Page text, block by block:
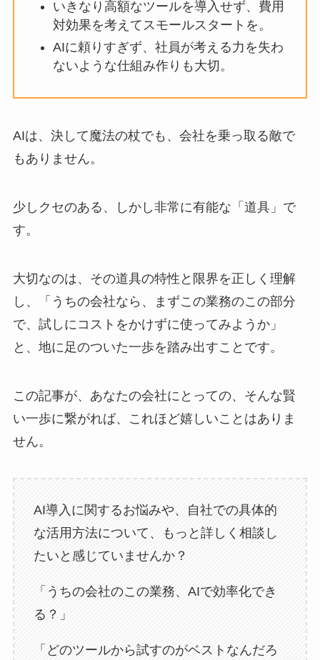
いきなり高額なツールを導入せず、費用
対効果を考えてスモールスタートを。
AIに頼りすぎず、社員が考える力を失わ
ないような仕組み作りも大切。
AIは、決して魔法の杖でも、会社を乗っ取る敵で
もありません。
少しクセのある、しかし非常に有能な「道具」で
す。
大切なのは、その道具の特性と限界を正しく理解
し、「うちの会社なら、まずこの業務のこの部分
で、試しにコストをかけずに使ってみようか」
と、地に足のついた一歩を踏み出すことです。
この記事が、あなたの会社にとっての、そんな賢
い一歩に繋がれば、これほど嬉しいことはありま
せん。
AI導入に関するお悩みや、自社での具体的
な活用方法について、もっと詳しく相談し
たいと感じていませんか？
「うちの会社のこの業務、AIで効率化でき
る？」
「どのツールから試すのがベストなんだろ